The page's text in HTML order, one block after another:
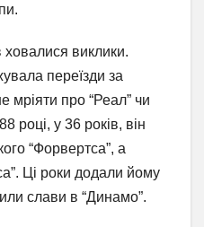
виклики.
переїзди за
мріяти про “Реал” чи
році, у 36 років, він
“Форвертса”, а
Ці роки додали йому
слави в “Динамо”.